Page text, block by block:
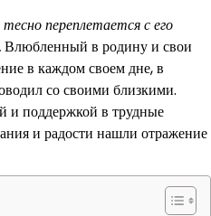
переплетается с его
Влюбленный в родину и свои
в каждом своем дне, в
со своими близкими.
и поддержкой в трудные
и радости нашли отражение